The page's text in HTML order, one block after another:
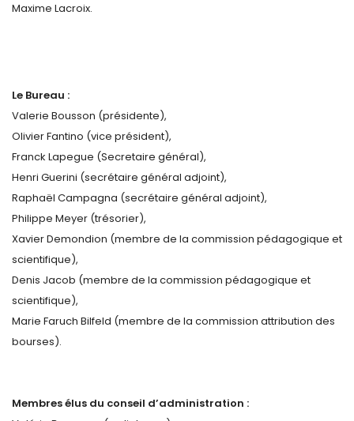
Maxime Lacroix.
Le Bureau :
Valerie Bousson (présidente),
Olivier Fantino (vice président),
Franck Lapegue (Secretaire général),
Henri Guerini (secrétaire général adjoint),
Raphaël Campagna (secrétaire général adjoint),
Philippe Meyer (trésorier),
Xavier Demondion (membre de la commission pédagogique et
scientifique),
Denis Jacob (membre de la commission pédagogique et
scientifique),
Marie Faruch Bilfeld (membre de la commission attribution des
bourses).
Membres élus du conseil d’administration :